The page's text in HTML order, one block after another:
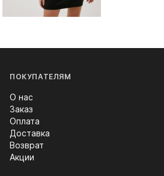
ПОКУПАТЕЛЯМ
О нас
Заказ
Оплата
Доставка
Возврат
Акции